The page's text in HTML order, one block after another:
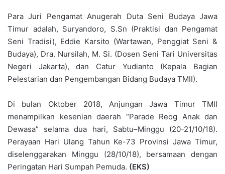
Para Juri Pengamat Anugerah Duta Seni Budaya Jawa
Timur adalah, Suryandoro, S.Sn (Praktisi dan Pengamat
Seni Tradisi), Eddie Karsito (Wartawan, Penggiat Seni &
Budaya), Dra. Nursilah, M. Si. (Dosen Seni Tari Universitas
Negeri Jakarta), dan Catur Yudianto (Kepala Bagian
Pelestarian dan Pengembangan Bidang Budaya TMII).
Di bulan Oktober 2018, Anjungan Jawa Timur TMII
menampilkan kesenian daerah “Parade Reog Anak dan
Dewasa” selama dua hari, Sabtu–Minggu (20-21/10/18).
Perayaan Hari Ulang Tahun Ke-73 Provinsi Jawa Timur,
diselenggarakan Minggu (28/10/18), bersamaan dengan
Peringatan Hari Sumpah Pemuda. (EKS)